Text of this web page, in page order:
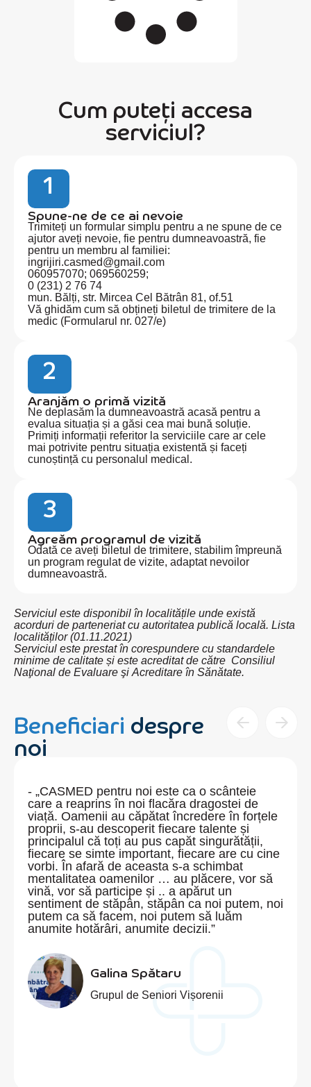
Cum puteți accesa
serviciul?
1
Spune-ne de ce ai nevoie
Trimiteți un formular simplu pentru a ne spune de ce
ajutor aveți nevoie, fie pentru dumneavoastră, fie
pentru un membru al familiei:
ingrijiri.casmed@gmail.com
060957070; 069560259;
0 (231) 2 76 74
mun. Bălți, str. Mircea Cel Bătrân 81, of.51
Vă ghidăm cum să obțineți biletul de trimitere de la
medic (Formularul nr. 027/e)
2
Aranjăm o primă vizită
Ne deplasăm la dumneavoastră acasă pentru a
evalua situația și a găsi cea mai bună soluție.
Primiți informații referitor la serviciile care ar cele
mai potrivite pentru situația existentă și faceți
cunoștință cu personalul medical.
3
Agreăm programul de vizită
Odată ce aveți biletul de trimitere, stabilim împreună
un program regulat de vizite, adaptat nevoilor
dumneavoastră.
Serviciul este disponibil în localitățile unde există
acorduri de parteneriat cu autoritatea publică locală. Lista
localităților (01.11.2021)
Serviciul este prestat în corespundere cu standardele
minime de calitate și este acreditat de către Consiliul
Naţional de Evaluare şi Acreditare în Sănătate.
Beneficiaridespre
noi
- „CASMED pentru noi este ca o scânteie
care a reaprins în noi flacăra dragostei de
viață. Oamenii au căpătat încredere în forțele
proprii, s-au descoperit fiecare talente și
principalul că toți au pus capăt singurătății,
fiecare se simte important, fiecare are cu cine
vorbi. În afară de aceasta s-a schimbat
mentalitatea oamenilor … au plăcere, vor să
vină, vor să participe și .. a apărut un
sentiment de stăpân, stăpân ca noi putem, noi
putem ca să facem, noi putem să luăm
anumite hotărâri, anumite decizii.”
Galina Spătaru
Grupul de Seniori Vișorenii